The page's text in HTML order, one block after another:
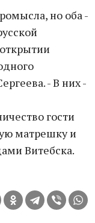
но оба -
- В них -
гости
матрешку и
Витебска.